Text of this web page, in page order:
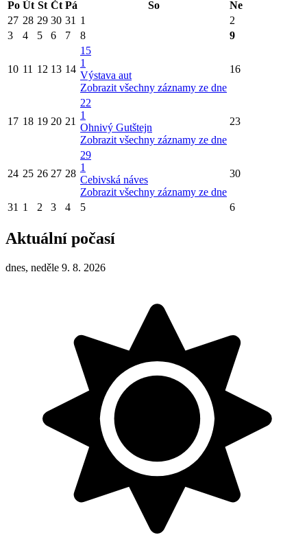
Po Út St Čt Pá So
Ne
27 28 29 30 31 1
2
3
4 5 6 7 8 9
10 11 12 13 14
15
1
Výstava aut
Zobrazit všechny záznamy ze dne
16
17 18 19 20 21
22
1
Ohnivý Gutštejn
Zobrazit všechny záznamy ze dne
23
24 25 26 27 28
29
1
Cebivská náves
Zobrazit všechny záznamy ze dne
30
31 1 2 3 4 5 6
Aktuální počasí
dnes, neděle 9. 8. 2026